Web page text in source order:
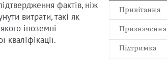
фактів, ніж
витрати, такі як
іноземні
Привітання
Призначення
Підтримка